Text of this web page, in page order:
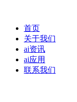
首页
关于我们
ai资讯
ai应用
联系我们